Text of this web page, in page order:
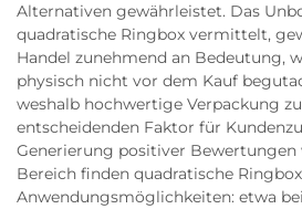
Alternativen gewährleistet. Das
quadratische Ringbox vermittelt,
Handel zunehmend an Bedeutung,
physisch nicht vor dem Kauf
weshalb hochwertige Verpackung
entscheidenden Faktor für
Generierung positiver
Bereich finden quadratische
Anwendungsmöglichkeiten: etwa